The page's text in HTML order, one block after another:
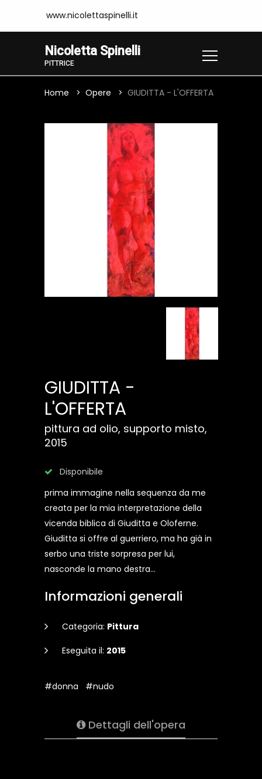
www.nicolettaspinelli.it
Nicoletta Spinelli
PITTRICE
Home Opere GIUDITTA - L'OFFERTA
GIUDITTA -
L'OFFERTA
pittura ad olio, supporto misto,
2015
Disponibile
prima immagine nella sequenza da me
creata per la mia interpretazione della
vicenda biblica di Giuditta e Oloferne.
Giuditta si offre al guerriero, ma ha già in
serbo una triste sorpresa per lui,
nasconde la mano destra...
Informazioni generali
Categoria: Pittura
Eseguita il: 2015
#donna #nudo
Dettagli dell'opera